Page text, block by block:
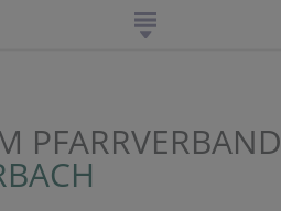
PFARRVERBAND